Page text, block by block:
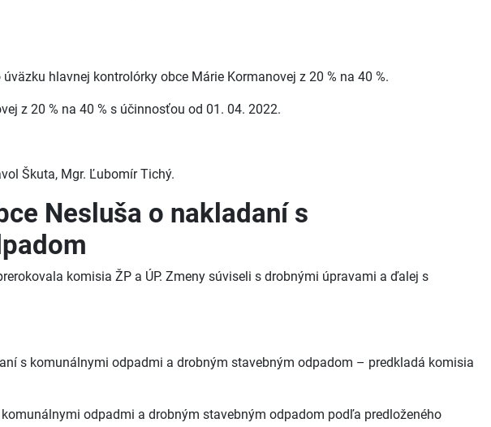
hlavnej kontrolórky obce Márie Kormanovej z 20 % na 40 %.
z 20 % na 40 % s účinnosťou od 01. 04. 2022.
Škuta, Mgr. Ľubomír Tichý.
Nesluša o nakladaní s
komisia ŽP a ÚP. Zmeny súviseli s drobnými úpravami a ďalej s
s komunálnymi odpadmi a drobným stavebným odpadom – predkladá komisia
odpadmi a drobným stavebným odpadom podľa predloženého